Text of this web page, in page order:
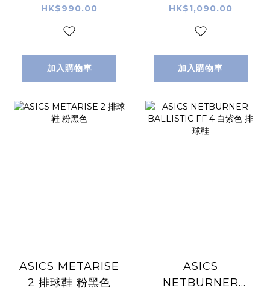
鞋
HK$990.00
加入購物車
球鞋
HK$1,090.00
加入購物車
ASICS METARISE
2 排球鞋 粉黑色
ASICS
NETBURNER